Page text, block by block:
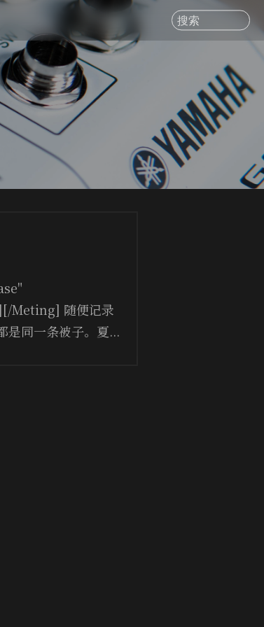
搜索
Meting] 随便记录
是同一条被子。夏...